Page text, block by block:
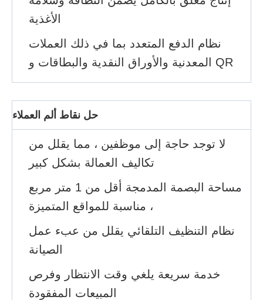
الأغذية
نظام الدفع المتعدد بما في ذلك العملات
المعدنية والأوراق النقدية والبطاقات و QR
حل نقاط ألم العملاء
لا توجد حاجة إلى موظفين ، مما يقلل من
تكاليف العمالة بشكل كبير
مساحة البصمة المدمجة أقل من 1 متر مربع
، مناسبة للمواقع المتميزة
نظام التنظيف التلقائي يقلل من عبء عمل
الصيانة
خدمة سريعة يلغي وقت الانتظار وفرص
المبيعات المفقودة